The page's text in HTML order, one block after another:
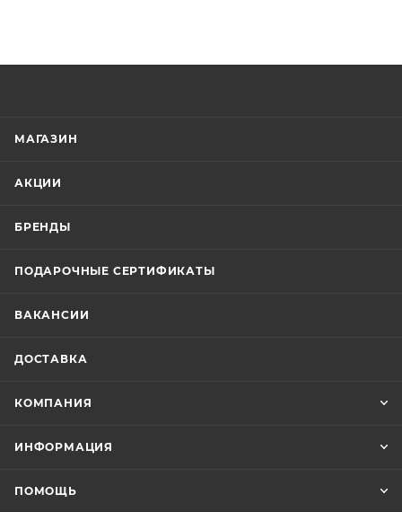
МАГАЗИН
АКЦИИ
БРЕНДЫ
ПОДАРОЧНЫЕ СЕРТИФИКАТЫ
ВАКАНСИИ
ДОСТАВКА
КОМПАНИЯ
ИНФОРМАЦИЯ
ПОМОЩЬ